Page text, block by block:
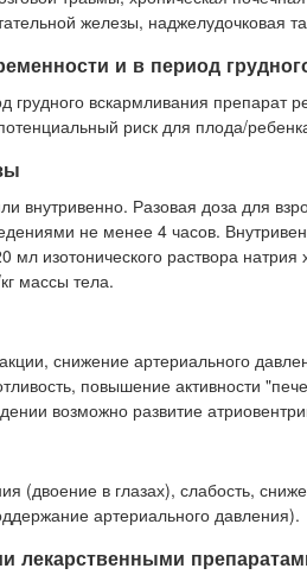
железы, наджелудочковая
и в период
грудного вскармливания препарат
риск для плода/
внутривенно. Разовая доза для
не менее 4 часов.
изотонического раствора
массы тела.
снижение артериального
повышение активности
возможно развитие
(двоение в глазах), слабость,
артериального давления).
лекарственными